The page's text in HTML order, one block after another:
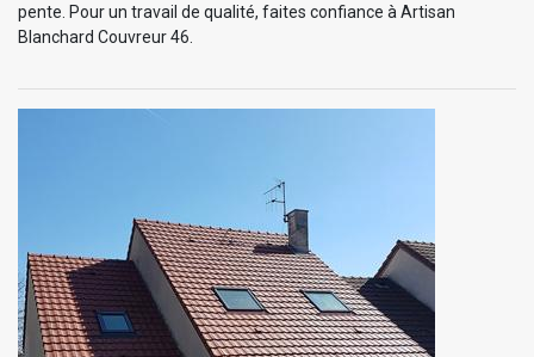
pente. Pour un travail de qualité, faites confiance à Artisan
Blanchard Couvreur 46.